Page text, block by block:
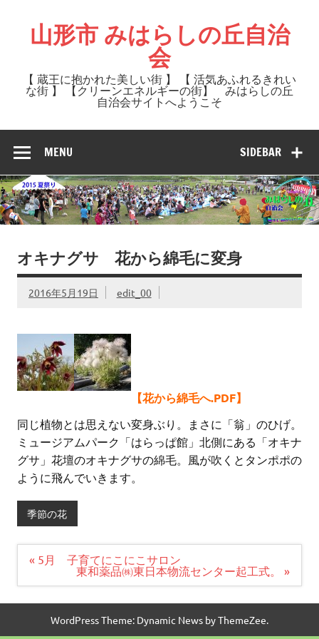
content山形市 みはらしの丘自治
会
【 蔵王に抱かれた美しい街 】 【 活気あふれるきれい
な街 】 【クリーンエネルギーの街】 みはらしの丘
自治会サイトへようこそ
SIDEBAR
MENU
オキナグサ 花から綿毛に変身
2016年5月19日 edit_00
【花から綿毛へ.PDF】
同じ植物とは思えない変身ぶり。まさに「翁」のひげ。
ミュージアムパーク「はらっぱ館」北側にある「オキナ
グサ」花壇のオキナグサの綿毛。風が吹くとタンポポの
ように飛んでいきます。
季節の花
投
ゲ
« 5月 子育てにこにこサロン
東和薬品㈱東日本物流センター起工式。 »
WordPress Theme: Dynamic News by ThemeZee.